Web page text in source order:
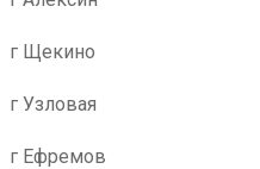
г Щекино
г Узловая
г Ефремов